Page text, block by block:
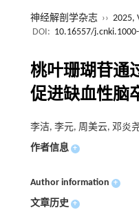
神经解剖学杂志 ›› 2025,
DOI: 10.16557/
桃叶珊瑚苷通
促进缺血性脑
李洁, 李元, 周美云, 邓炎
作者信息 +
Author information +
文章历史 +